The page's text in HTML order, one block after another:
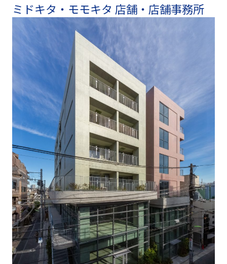
会社概要
沿革
グループ会社
サステナビリティ
お知らせ
ニュースリリース
インフォメーション
採用情報
お問い合わせ
プライバシーポリシー
反社会的勢力対応方針
金融商品販売における勧誘方針
セコムグループのカスタマーハラスメントに対する基本
ミドキタ・モモキタ 店舗・店舗事務所